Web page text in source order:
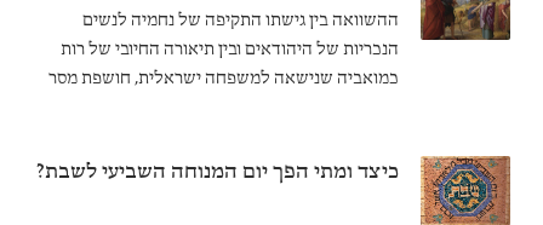
ההשוואה בין גישתו התקיפה של נחמיה לנשים
הנכריות של היהודאים ובין תיאורה החיובי של רות
כמואביה שנישאה למשפחה ישראלית, חושפת מסר
כיצד ומתי הפך יום המנוחה השביעי לשבת?